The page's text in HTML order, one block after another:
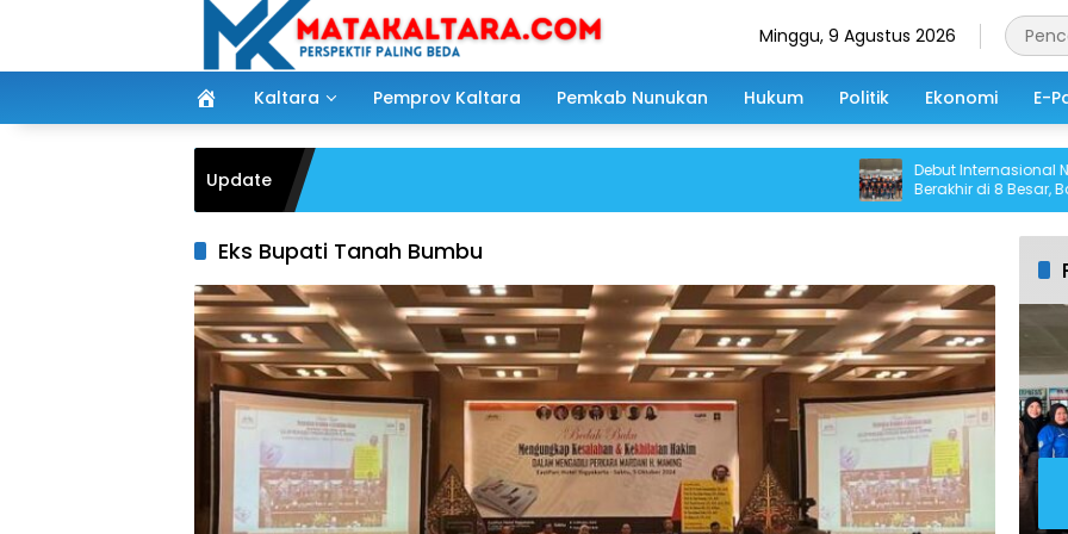
Minggu, 9 Agustus 2026
Kaltara Pemprov Kaltara Pemkab Nunukan Hukum Politik Ekonomi E-
Update
Debut Internasional NFA di
Berakhir di 8 Besar, Bawa
Pengalaman Berharga
Eks Bupati Tanah Bumbu